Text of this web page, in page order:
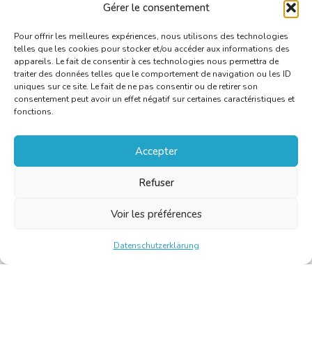
Gérer le consentement
Pour offrir les meilleures expériences, nous utilisons des technologies
telles que les cookies pour stocker et/ou accéder aux informations des
appareils. Le fait de consentir à ces technologies nous permettra de
traiter des données telles que le comportement de navigation ou les ID
uniques sur ce site. Le fait de ne pas consentir ou de retirer son
consentement peut avoir un effet négatif sur certaines caractéristiques et
fonctions.
Accepter
Refuser
Voir les préférences
Datenschutzerklärung
[DE] RFA Wien Progr. Stand Juni[PDF]